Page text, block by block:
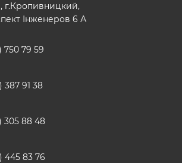
г.Кропивницкий,
Інженеров 6 А
750 79 59
387 91 38
305 88 48
445 83 76